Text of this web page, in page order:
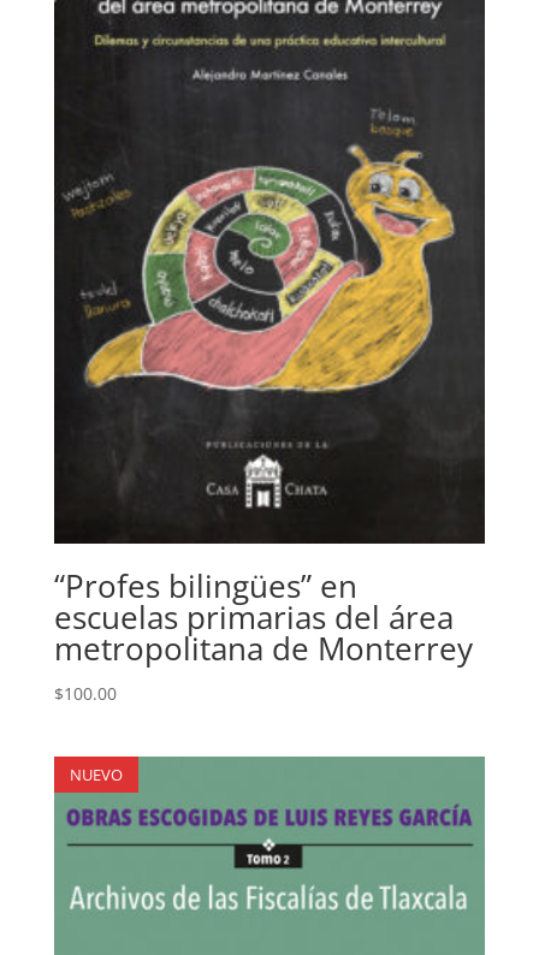
“Profes bilingües” en
escuelas primarias del área
metropolitana de Monterrey
$100.00
NUEVO